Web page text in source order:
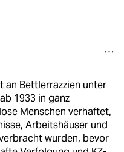
an Bettlerrazzien unter
1933 in ganz
Menschen verhaftet,
Arbeitshäuser und
wurden, bevor